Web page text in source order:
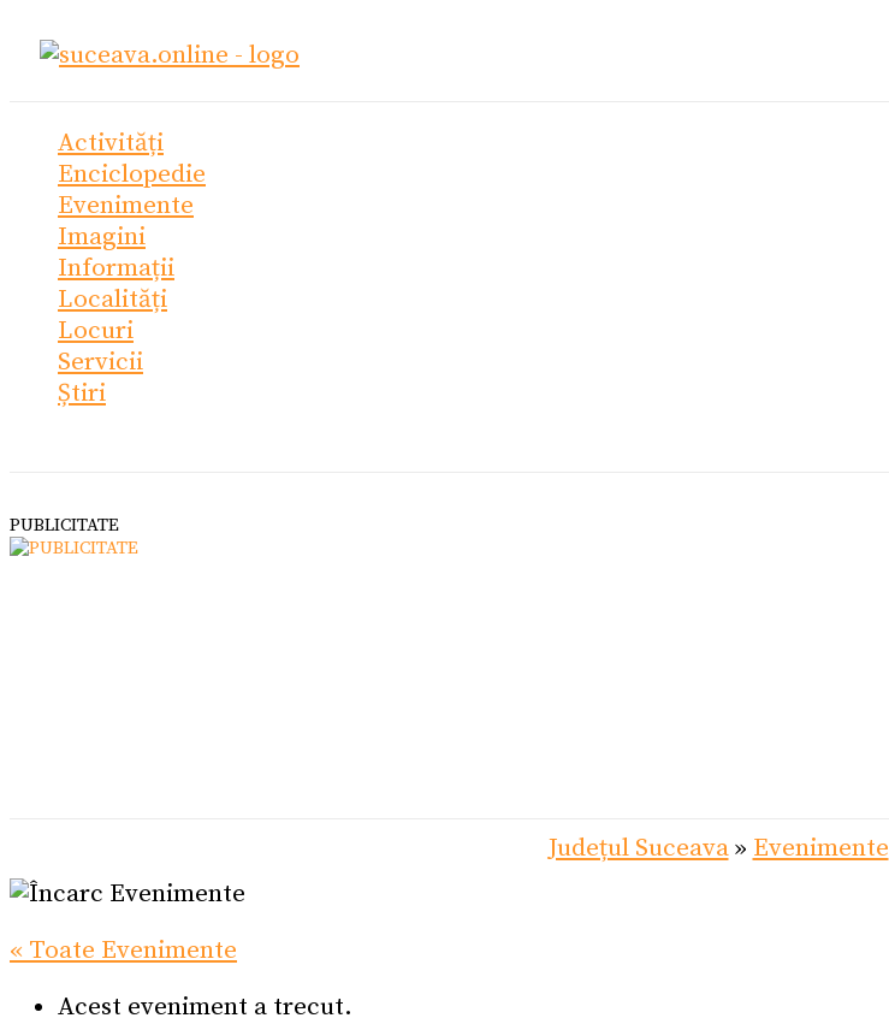
content
Activități
Enciclopedie
Evenimente
Imagini
Informații
Localități
Locuri
Servicii
Știri
PUBLICITATE
Județul Suceava» Evenimente
« Toate Evenimente
Acest eveniment a trecut.
cauți?